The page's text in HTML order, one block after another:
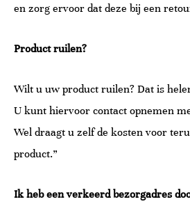
en zorg ervoor dat deze bij een
Product ruilen?
Wilt u uw product ruilen? Dat is
U kunt hiervoor contact opnemen
Wel draagt u zelf de kosten voor
product.”
Ik heb een verkeerd bezorgadres